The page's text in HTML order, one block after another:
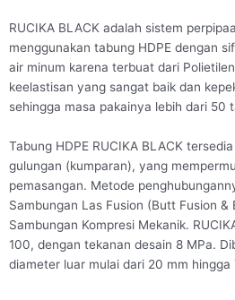
RUCIKA BLACK adalah sistem
menggunakan tabung HDPE dengan
air minum karena terbuat dari
keelastisan yang sangat baik dan
sehingga masa pakainya lebih dari 50
Tabung HDPE RUCIKA BLACK
gulungan (kumparan), yang
pemasangan. Metode
Sambungan Las Fusion (Butt Fusion
Sambungan Kompresi Mekanik.
100, dengan tekanan desain 8 MPa.
diameter luar mulai dari 20 mm hingga